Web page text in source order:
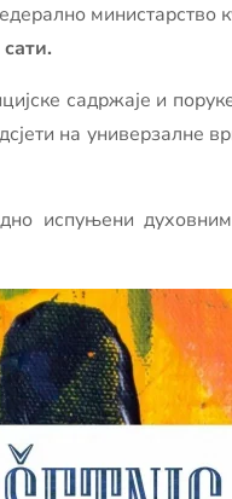
министарство
садржаје и
на универзалне
испуњени